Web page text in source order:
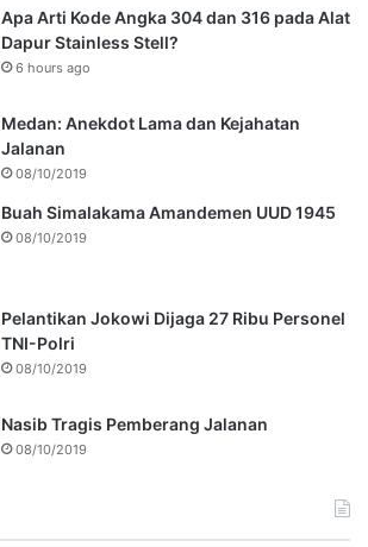
Apa Arti Kode Angka 304 dan 316 pada Alat
Dapur Stainless Stell?
6 hours ago
Medan: Anekdot Lama dan Kejahatan
Jalanan
08/10/2019
Buah Simalakama Amandemen UUD 1945
08/10/2019
Pelantikan Jokowi Dijaga 27 Ribu Personel
TNI-Polri
08/10/2019
Nasib Tragis Pemberang Jalanan
08/10/2019